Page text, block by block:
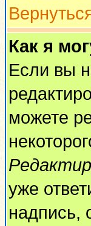
Как я
Если вы
можете
уже
надпись,